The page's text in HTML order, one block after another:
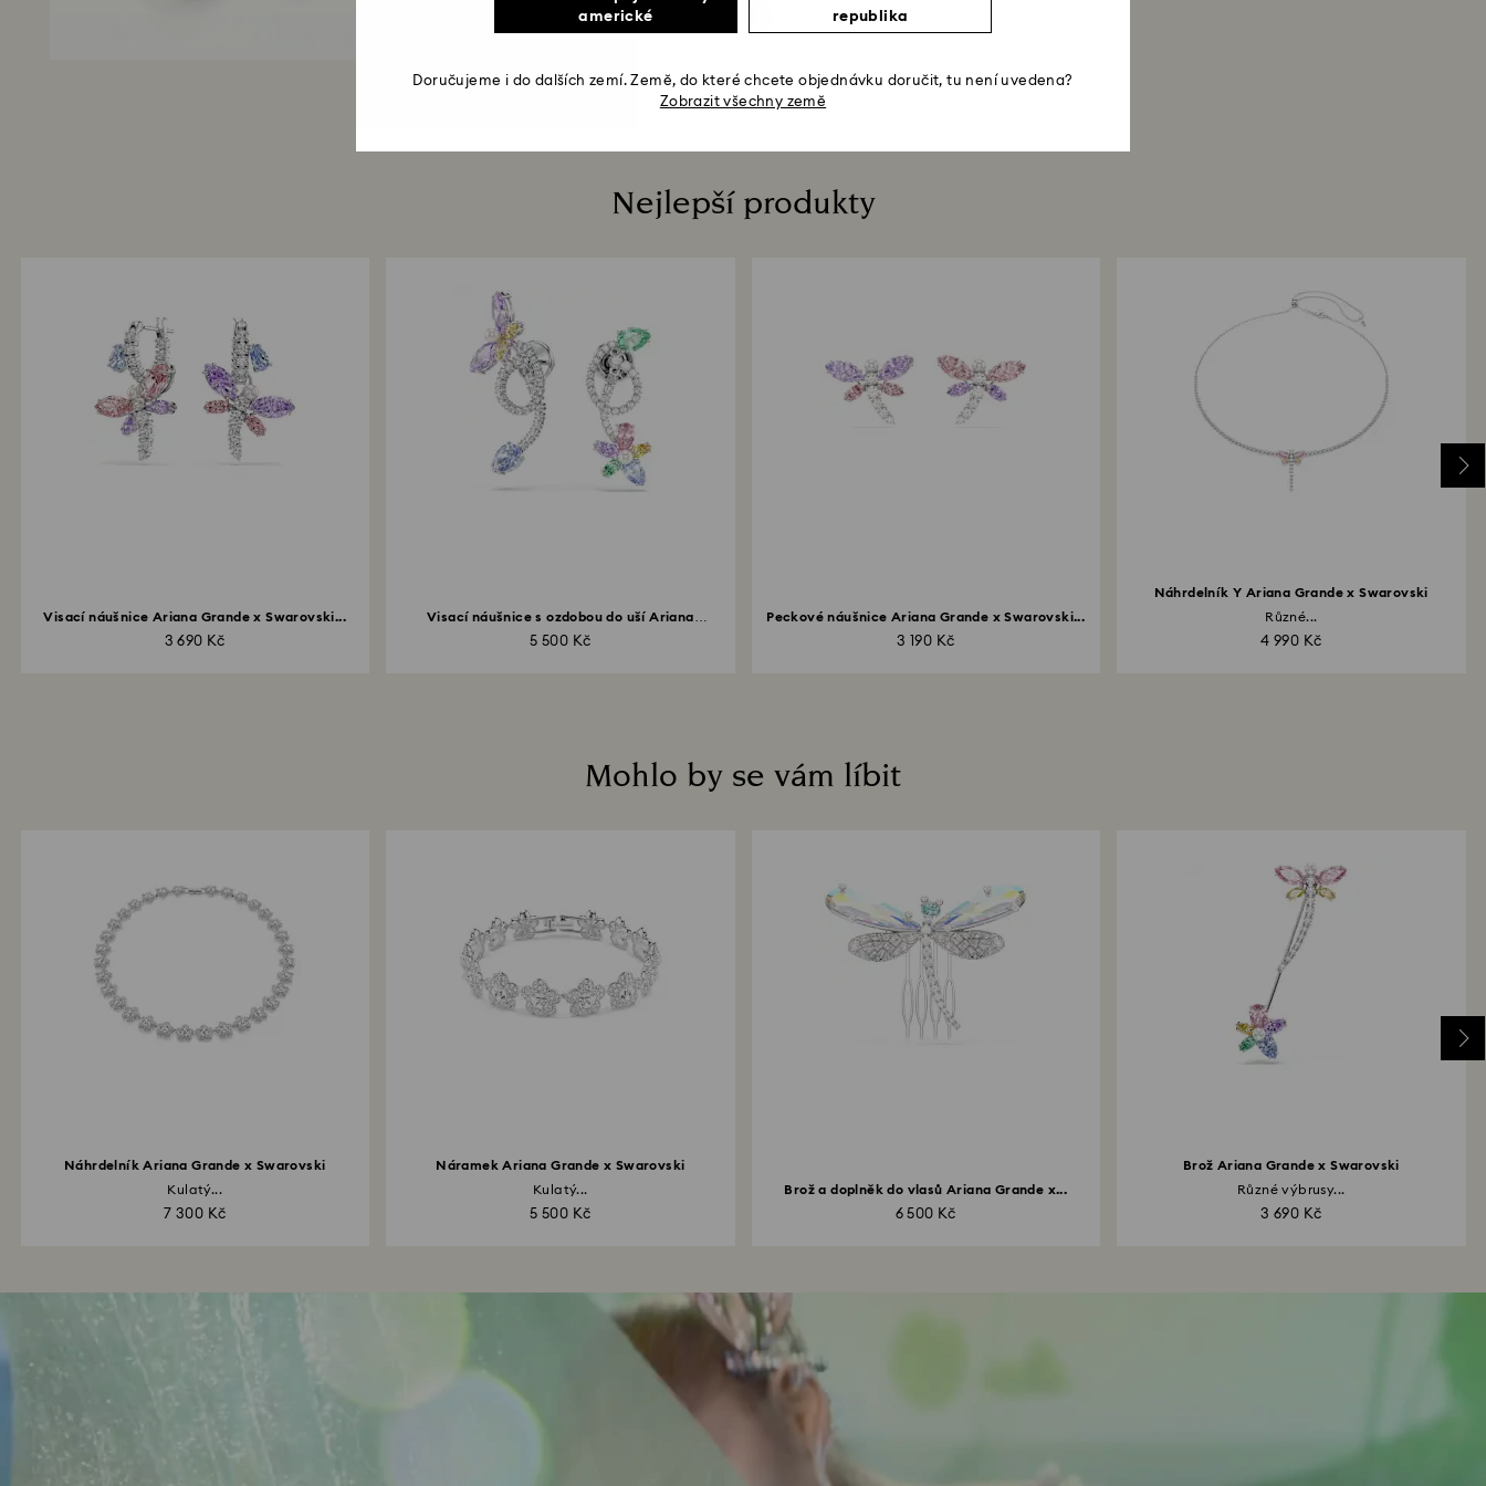
Nejlepší produkty
Visací náušnice Ariana Grande x Swarovski...
3 690 Kč
Visací náušnice s ozdobou do uší Ariana
Grande...
5 500 Kč
Peckové náušnice Ariana Grande x Swarovski...
3 190 Kč
Náhrdelník Y Ariana Grande x Swarovski
Různé...
4 990 Kč
Mohlo by se vám líbit
Náhrdelník Ariana Grande x Swarovski
Kulatý...
7 300 Kč
Náramek Ariana Grande x Swarovski
Kulatý...
5 500 Kč
Brož a doplněk do vlasů Ariana Grande x...
6 500 Kč
Brož Ariana Grande x Swarovski
Různé výbrusy...
3 690 Kč
americké
republika
Doručujeme i do dalších zemí. Země, do které chcete objednávku doručit, tu není uvedena?
Zobrazit všechny země